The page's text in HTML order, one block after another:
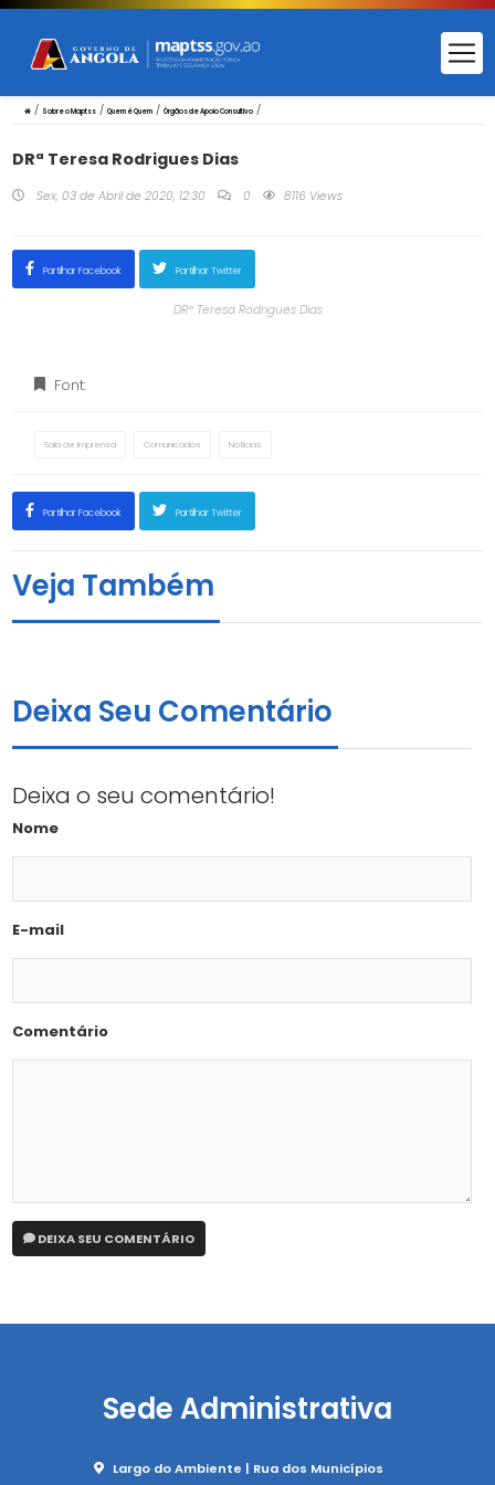
/ Sobre o Maptss/ Quem é Quem/ Órgãos de Apoio Consultivo/
DRª Teresa Rodrigues Dias
Sex, 03 de Abril de 2020, 12:30 0 8116 Views
Partilhar Facebook Partilhar Twitter
DRª Teresa Rodrigues Dias
Font:
Sala de Imprensa Comunicados Notícias
Partilhar Facebook Partilhar Twitter
Veja Também
DRº Pedro José Filipe
3 de Abril, 2020
Deixa Seu Comentário
Deixa o seu comentário!
Nome
E-mail
Comentário
DEIXA SEU COMENTÁRIO
Sede Administrativa
Largo do Ambiente | Rua dos Municípios